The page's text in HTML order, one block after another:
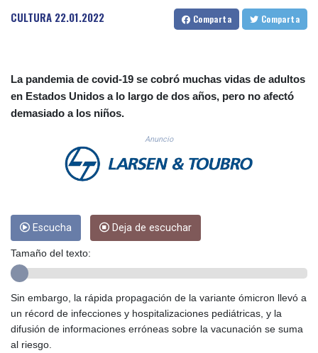
CUC 1.156136
CUP 30.637594
DKK 7.477932
DOP 67.289164
ETB 186.049588
GEL 3.017966
GGP 0.8566
GNF 10123.874202
GTQ 8.794891
GYD 241.157003
CULTURA 22.01.2022 Comparta Comparta
La pandemia de covid-19 se cobró muchas vidas de adultos
en Estados Unidos a lo largo de dos años, pero no afectó
demasiado a los niños.
Anuncio
Escucha Deja de escuchar
Tamaño del texto:
Sin embargo, la rápida propagación de la variante ómicron llevó a
un récord de infecciones y hospitalizaciones pediátricas, y la
difusión de informaciones erróneas sobre la vacunación se suma
al riesgo.